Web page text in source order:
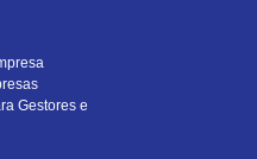
Gestores e